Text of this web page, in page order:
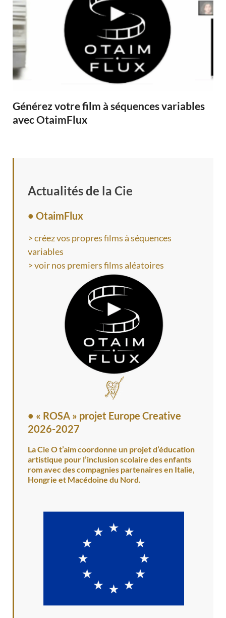
Générez votre film à séquences variables
avec OtaimFlux
Actualités de la Cie
• OtaimFlux
> créez vos propres films à séquences
variables
> voir nos premiers films aléatoires
• « ROSA » projet Europe Creative
2026-2027
La Cie O t’aim coordonne un projet d’éducation
artistique pour l’inclusion scolaire des enfants
rom avec des compagnies partenaires en Italie,
Hongrie et Macédoine du Nord.